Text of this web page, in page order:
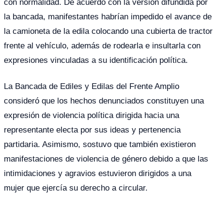
la bancada, manifestantes habrían impedido el avance de
la camioneta de la edila colocando una cubierta de tractor
frente al vehículo, además de rodearla e insultarla con
expresiones vinculadas a su identificación política.
La Bancada de Ediles y Edilas del Frente Amplio
consideró que los hechos denunciados constituyen una
expresión de violencia política dirigida hacia una
representante electa por sus ideas y pertenencia
partidaria. Asimismo, sostuvo que también existieron
manifestaciones de violencia de género debido a que las
intimidaciones y agravios estuvieron dirigidos a una
mujer que ejercía su derecho a circular.